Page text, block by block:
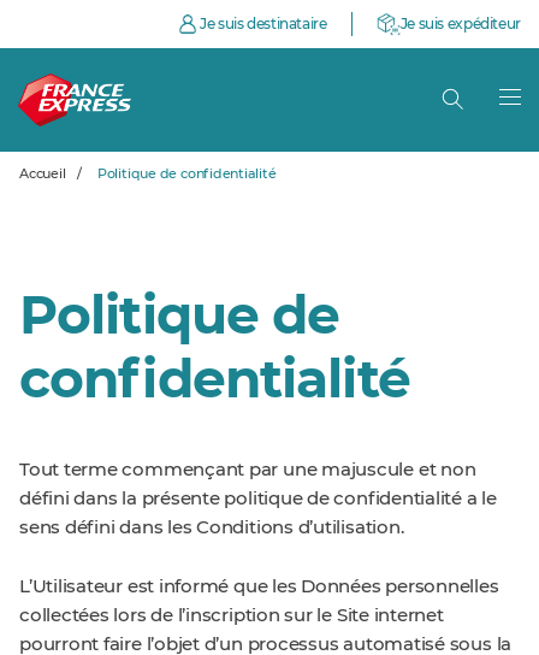
Je suis destinataire Je suis expéditeur
Accueil / Politique de confidentialité
Politique de
confidentialité
Tout terme commençant par une majuscule et non
défini dans la présente politique de confidentialité a le
sens défini dans les Conditions d’utilisation.
L’Utilisateur est informé que les Données personnelles
collectées lors de l’inscription sur le Site internet
pourront faire l’objet d’un processus automatisé sous la